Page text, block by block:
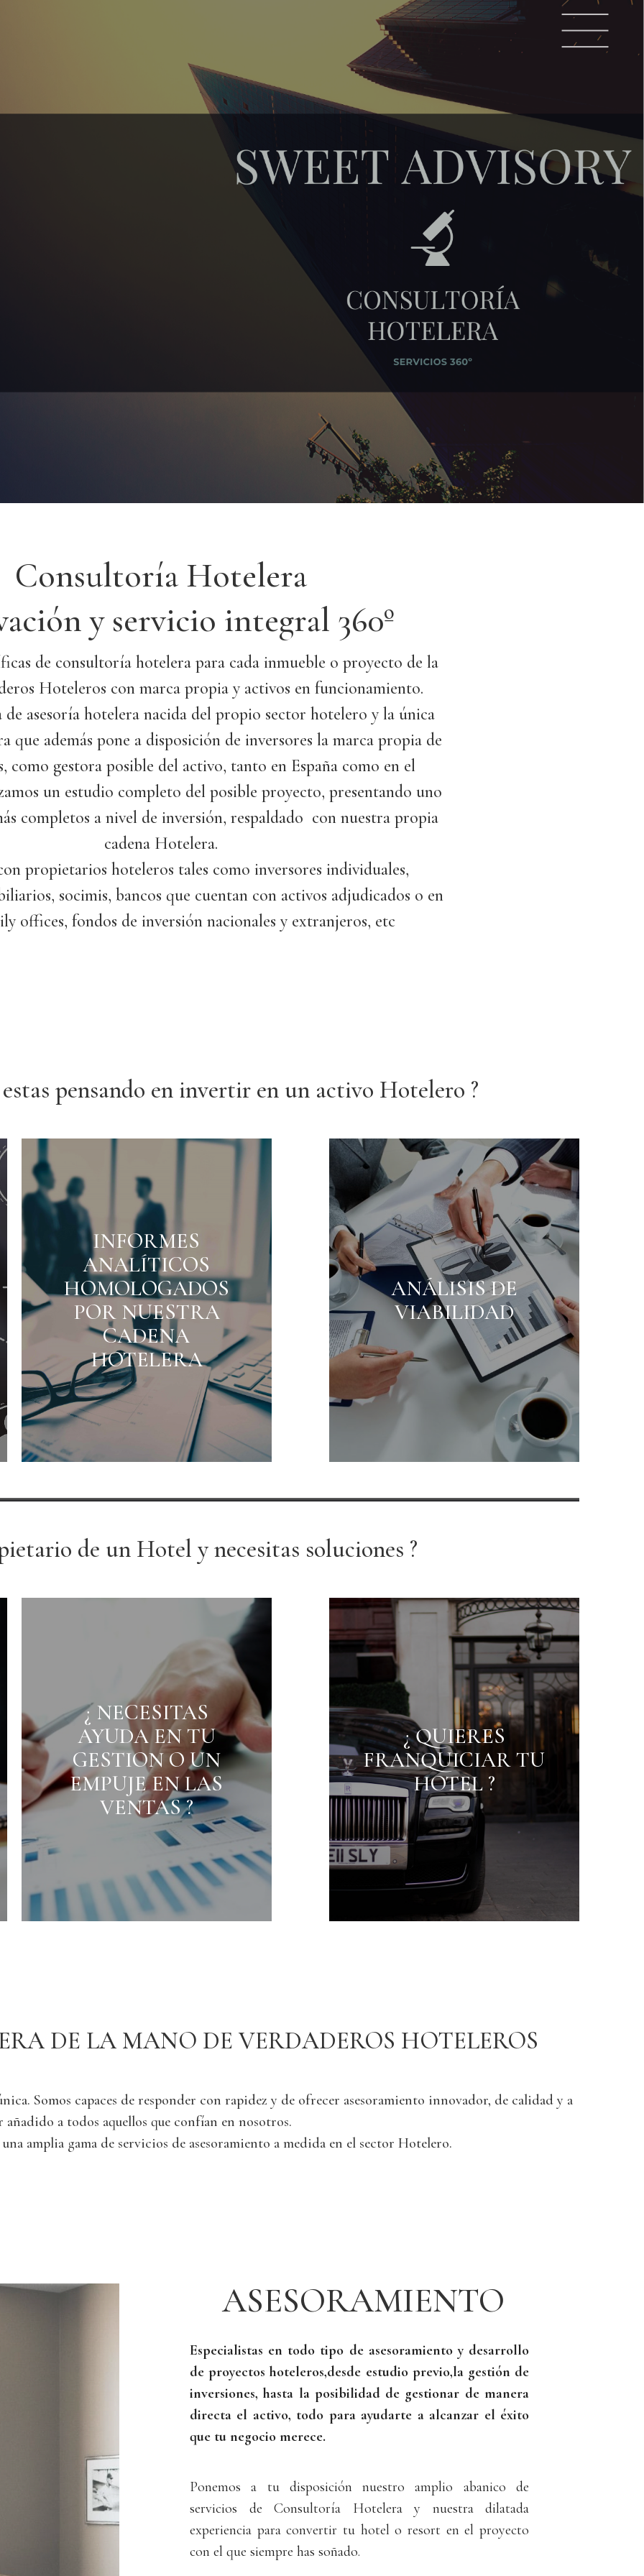
Consultoría Hotelera
y servicio integral 360º
de consultoría hotelera para cada inmueble o proyecto de la
Hoteleros con marca propia y activos en funcionamiento.
de asesoría hotelera nacida del propio sector hotelero y la única
que además pone a disposición de inversores la marca propia de
como gestora posible del activo, tanto en España como en el
un estudio completo del posible proyecto, presentando uno
completos a nivel de inversión, respaldado con nuestra propia
cadena Hotelera.
propietarios hoteleros tales como inversores individuales,
socimis, bancos que cuentan con activos adjudicados o en
offices, fondos de inversión nacionales y extranjeros, etc
estas pensando en invertir en un activo Hotelero ?
INFORMES
ANALÍTICOS
HOMOLOGADOS
POR NUESTRA
CADENA
HOTELERA
ANÁLISIS DE
VIABILIDAD
rentabilidad de tu
un estudio
del proyecto nos
su viabilidad, a
y económico.
la inversión
efectuarlo, el
la misma, etc. y
un plan para
su futuro
de un Hotel y necesitas soluciones ?​
¿ NECESITAS
AYUDA EN TU
GESTION O UN
EMPUJE EN LAS
VENTAS ?
¿ QUIERES
FRANQUICIAR TU
HOTEL ?
la posibilidad de
de nuestra
Sweet
te buscamos el
que se ajuste a
DE LA MANO DE VERDADEROS HOTELEROS
Somos capaces de responder con rapidez y de ofrecer asesoramiento innovador, de calidad y a
a todos aquellos que confían en nosotros.
amplia gama de servicios de asesoramiento a medida en el sector Hotelero.
ASESORAMIENTO
Especialistas en todo tipo de asesoramiento y desarrollo
de proyectos hoteleros,desde estudio previo,la gestión de
inversiones, hasta la posibilidad de gestionar de manera
directa el activo, todo para ayudarte a alcanzar el éxito
que tu negocio merece.
Ponemos a tu disposición nuestro amplio abanico de
servicios de Consultoría Hotelera y nuestra dilatada
experiencia para convertir tu hotel o resort en el proyecto
con el que siempre has soñado.